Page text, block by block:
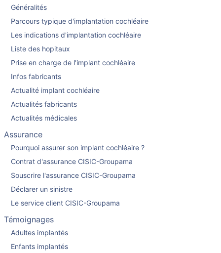
Généralités
Parcours typique d'implantation cochléaire
Les indications d'implantation cochléaire
Liste des hopitaux
Prise en charge de l'implant cochléaire
Infos fabricants
Actualité implant cochléaire
Actualités fabricants
Actualités médicales
Assurance
Pourquoi assurer son implant cochléaire ?
Contrat d'assurance CISIC-Groupama
Souscrire l'assurance CISIC-Groupama
Déclarer un sinistre
Le service client CISIC-Groupama
Témoignages
Adultes implantés
Enfants implantés